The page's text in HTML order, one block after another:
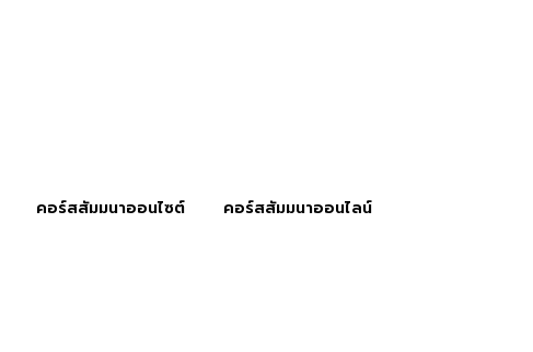
คอร์สสัมมนาออนไซต์ คอร์สสัมมนาออนไลน์